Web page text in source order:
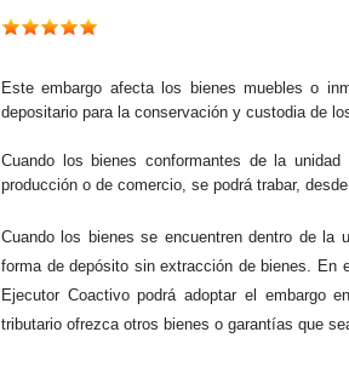
Este embargo afecta los bienes muebles o
depositario para la conservación y custodia de
Cuando los bienes conformantes de la
producción o de comercio, se podrá trabar,
Cuando los bienes se encuentren dentro de la
forma de depósito sin extracción de bienes. En
Ejecutor Coactivo podrá adoptar el embargo
tributario ofrezca otros bienes o garantías que